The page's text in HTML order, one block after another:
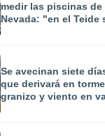
medir las piscinas de
Nevada: "en el Teide
Se avecinan siete
que derivará en
granizo y viento en